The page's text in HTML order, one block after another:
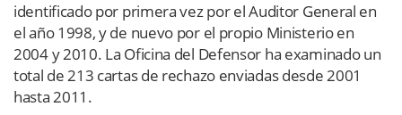
identificado por primera vez por el Auditor General en
el año 1998, y de nuevo por el propio Ministerio en
2004 y 2010. La Oficina del Defensor ha examinado un
total de 213 cartas de rechazo enviadas desde 2001
hasta 2011.